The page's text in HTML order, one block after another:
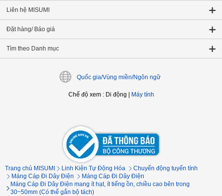
Liên hệ MISUMI
Đặt hàng/ Báo giá
Tìm theo Danh mục
Quốc gia/Vùng miền/Ngôn ngữ
Chế độ xem: Di động Máy tính
Trang chủ MISUMI Linh Kiện Tự Động Hóa
Chuyển động tuyến tính
Máng Cáp Đi Dây Điện
Máng Cáp Đi Dây Điện
Máng Cáp Đi Dây Điện mang ít hạt, ít tiếng ồn, chiều cao bên trong
30~50mm (Có thể gắn bộ tách)